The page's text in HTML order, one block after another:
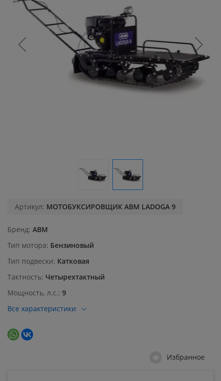
Артикул: МОТОБУКСИРОВЩИК АВМ LADOGA 9
Бренд ABM
Тип мотора Бензиновый
Тип подвески Катковая
Тактность Четырехтактный
Мощность, л.с. 9
Все характеристики
Избранное